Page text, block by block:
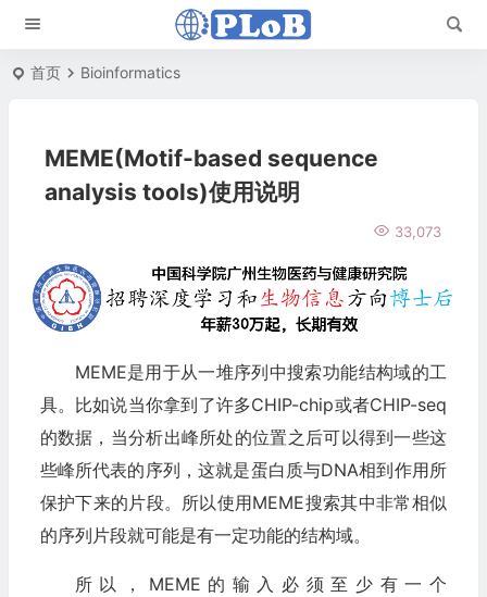
首页 Bioinformatics
MEME(Motif-based sequence
analysis tools)使用说明
33,073
MEME是用于从一堆序列中搜索功能结构域的工
具。比如说当你拿到了许多CHIP-chip或者CHIP-seq
的数据，当分析出峰所处的位置之后可以得到一些这
些峰所代表的序列，这就是蛋白质与DNA相到作用所
保护下来的片段。所以使用MEME搜索其中非常相似
的序列片段就可能是有一定功能的结构域。
所以，MEME的输入必须至少有一个